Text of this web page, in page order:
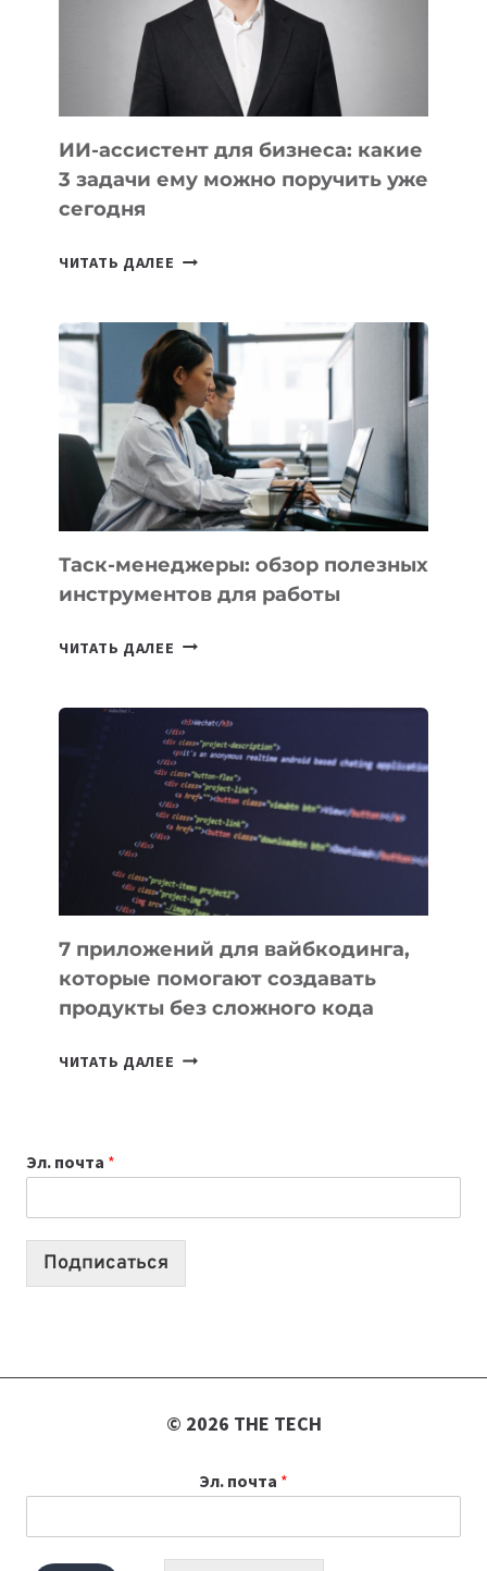
ОБРАЗОВАНИЕ
ТАДЖИКИСТАНА
ИИ-ассистент для бизнеса: какие
3 задачи ему можно поручить уже
сегодня
ЧИТАТЬ ДАЛЕЕ ИИ-
БИЗНЕСА:
КАКИЕ
3
ЗАДАЧИ
ЕМУ
МОЖНО
ПОРУЧИТЬ
УЖЕ
Таск-менеджеры: обзор полезных
инструментов для работы
ЧИТАТЬ ДАЛЕЕ ТАСК-
ПОЛЕЗНЫХ
ИНСТРУМЕНТОВ
ДЛЯ
РАБОТЫ
7 приложений для вайбкодинга,
которые помогают создавать
продукты без сложного кода
ЧИТАТЬ ДАЛЕЕ 7
СОЗДАВАТЬ
ПРОДУКТЫ
Эл. почта *
Подписаться
© 2026 THE TECH
Эл. почта *